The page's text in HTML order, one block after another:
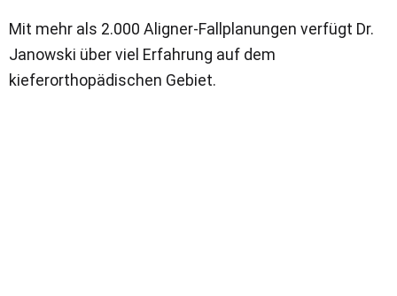
Mit mehr als 2.000 Aligner-Fallplanungen verfügt Dr.
Janowski über viel Erfahrung auf dem
kieferorthopädischen Gebiet.